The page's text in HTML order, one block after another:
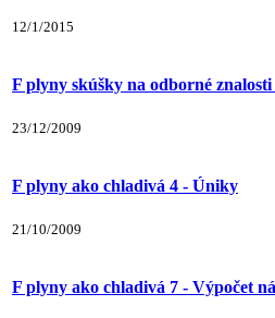
12/1/2015
F plyny skúšky na odborné
23/12/2009
F plyny ako chladivá 4 - Úniky
21/10/2009
F plyny ako chladivá 7 - Výpočet